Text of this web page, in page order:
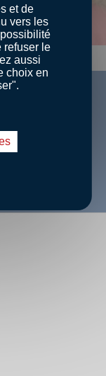
et de
vers les
refuser le
aussi
choix en